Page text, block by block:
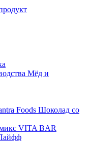
Мёд и
Шоколад со
VITA BAR